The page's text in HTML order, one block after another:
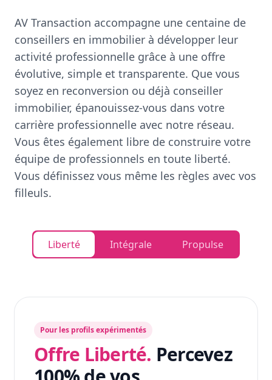
AV Transaction accompagne une centaine de
conseillers en immobilier à développer leur
activité professionnelle grâce à une offre
évolutive, simple et transparente. Que vous
soyez en reconversion ou déjà conseiller
immobilier, épanouissez-vous dans votre
carrière professionnelle avec notre réseau.
Vous êtes également libre de construire votre
équipe de professionnels en toute liberté.
Vous définissez vous même les règles avec vos
filleuls.
Liberté Intégrale Propulse
Pour les profils expérimentés
Offre Liberté. Percevez